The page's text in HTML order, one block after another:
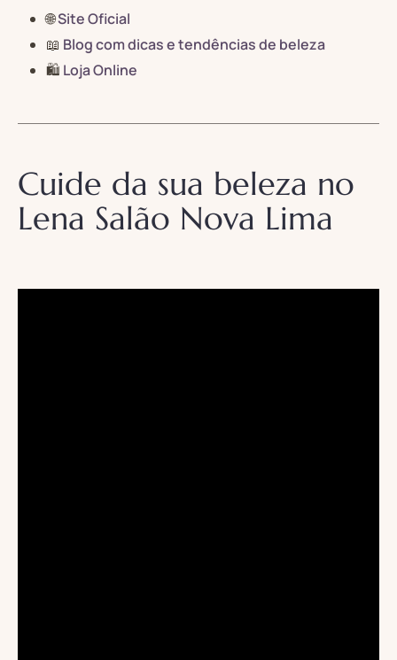
🌐Site Oficial
📖 Blog com dicas e tendências de beleza
🛍️ Loja Online
Cuide da sua beleza no
Lena Salão Nova Lima